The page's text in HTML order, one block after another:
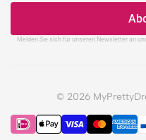
Melden Sie sich für unseren Newsletter an
© 2026